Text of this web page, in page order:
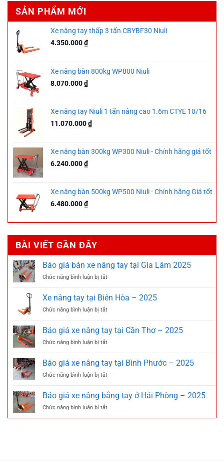
SẢN PHẨM MỚI
Xe nâng tay thấp 3 tấn CBYBF30 Niuli
4.350.000₫
Xe nâng bàn 800kg WP800 Niuli
8.070.000₫
Xe nâng tay Niuli 1 tấn nâng cao 1.6m CTYE 10/16
11.070.000₫
Xe nâng bàn 300kg WP300 Niuli - Chính hãng giá tốt
6.240.000₫
Xe nâng bàn 500kg WP500 Niuli - Chính hãng Giá tốt
6.480.000₫
BÀI VIẾT GẦN ĐÂY
Báo giá bán xe nâng tay tại Gia Lâm 2025
Chức năng bình luận bị tắtở
giá
bán
xe
tay
tại
Gia
2025
Xe nâng tay tại Biên Hòa – 2025
Chức năng bình luận bị tắtở
nâng
tay
tại
Hòa
–
2025
Báo giá xe nâng tay tại Cần Thơ – 2025
Chức năng bình luận bị tắtở
xe
nâng
tại
Cần
Thơ
–
Báo giá xe nâng tay tại Bình Phước – 2025
Chức năng bình luận bị tắtở
giá
xe
nâng
tay
Báo giá xe nâng bằng tay ở Hải Phòng – 2025
Chức năng bình luận bị tắtở